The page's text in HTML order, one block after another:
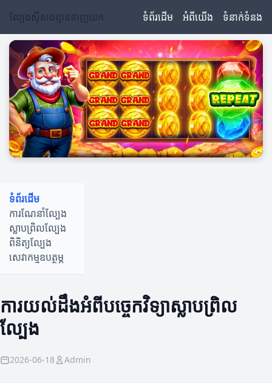
ល្បែងស៊ីសងគ្មានទាញយក ទំព័រដើម អំពីយើង ទំនាក់ទំនង
ទំព័រដើម
ការណែនាំល្បែង
ស្លាបព្រិលល្បែង
ពិនិត្យល្បែង
សេវាកម្មឧបត្ថម្ភ
ការយល់ដឹងអំពីបច្ចេកវិទ្យាស្លាបព្រិល
ល្បែង
2026-06-18 Admin